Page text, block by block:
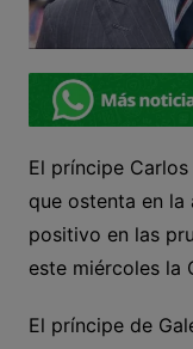
El príncipe
que ostenta en la
positivo en las
este miércoles la
El príncipe de